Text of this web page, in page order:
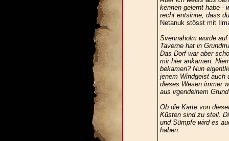
kennen gelernt habe -
recht entsinne, dass
Netanuk stösst mit
Svennaholm wurde
Taverne hat in
Das Dorf war aber
mir hier ankamen.
bekamen? Nun
jenem Windgeist auch
dieses Wesen immer
aus irgendeinem
Ob die Karte von
Küsten sind zu steil.
und Sümpfe wird es
haben.